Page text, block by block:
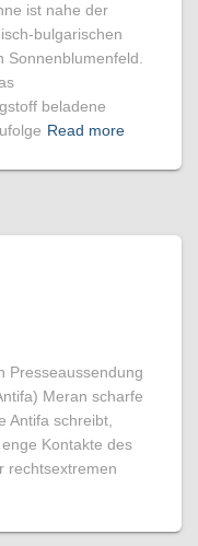
ist nahe der
bulgarischen
beladene
Read more
Presseaussendung
Meran scharfe
Antifa schreibt,
Kontakte des
rechtsextremen